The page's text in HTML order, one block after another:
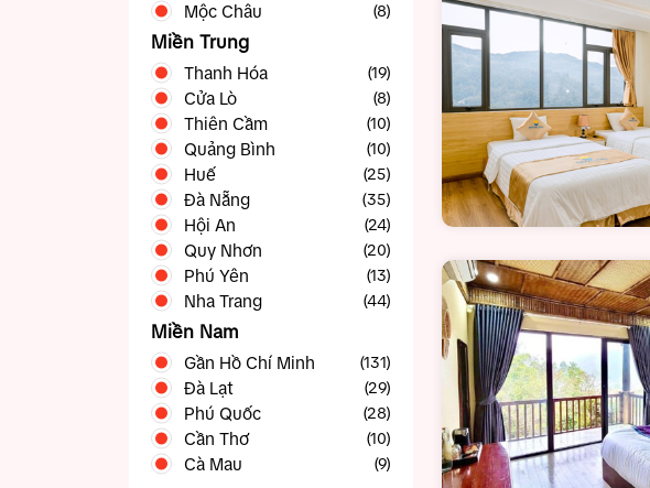
Hòa Bình (11)
Ninh Bình
Sóc Sơn
Sơn Tây
Thạch Thất
Vĩnh Phúc
Mộc Châu (8)
Miền Trung
Thanh Hóa (19)
Cửa Lò (8)
Thiên Cầm (10)
Quảng Bình (10)
Huế (25)
Đà Nẵng (35)
Hội An (24)
Quy Nhơn (20)
Phú Yên (13)
Nha Trang (44)
Miền Nam
Gần Hồ Chí Minh (131)
Phan Thiết Mũi Né (42)
Tây Ninh (5)
Vũng Tàu (39)
Đà Lạt (29)
Phú Quốc (28)
Cần Thơ (10)
Cà Mau (9)